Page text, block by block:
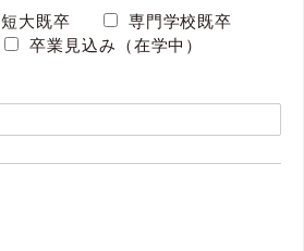
短大既卒
専門学校既卒
卒業見込み（在学中）